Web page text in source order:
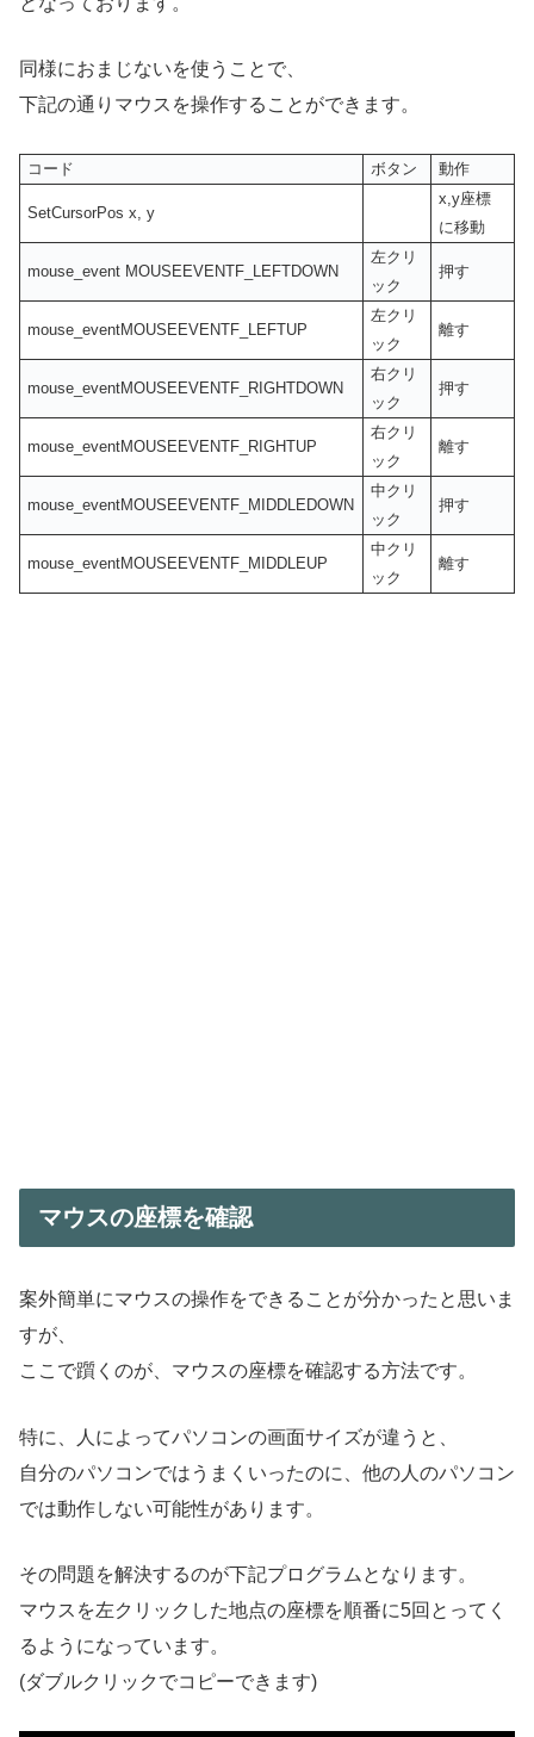
同様におまじないを使うことで、
下記の通りマウスを操作することができます。
コード ボタン 動作
SetCursorPos x, y
x,y座標
に移動
mouse_event MOUSEEVENTF_LEFTDOWN
左クリ
ック
押す
mouse_eventMOUSEEVENTF_LEFTUP
左クリ
ック
離す
mouse_eventMOUSEEVENTF_RIGHTDOWN
右クリ
ック
押す
mouse_eventMOUSEEVENTF_RIGHTUP
右クリ
ック
離す
mouse_eventMOUSEEVENTF_MIDDLEDOWN
中クリ
ック
押す
mouse_eventMOUSEEVENTF_MIDDLEUP
中クリ
ック
離す
マウスの座標を確認
案外簡単にマウスの操作をできることが分かったと思いま
すが、
ここで躓くのが、マウスの座標を確認する方法です。
特に、人によってパソコンの画面サイズが違うと、
自分のパソコンではうまくいったのに、他の人のパソコン
では動作しない可能性があります。
その問題を解決するのが下記プログラムとなります。
マウスを左クリックした地点の座標を順番に5回とってく
るようになっています。
(ダブルクリックでコピーできます)